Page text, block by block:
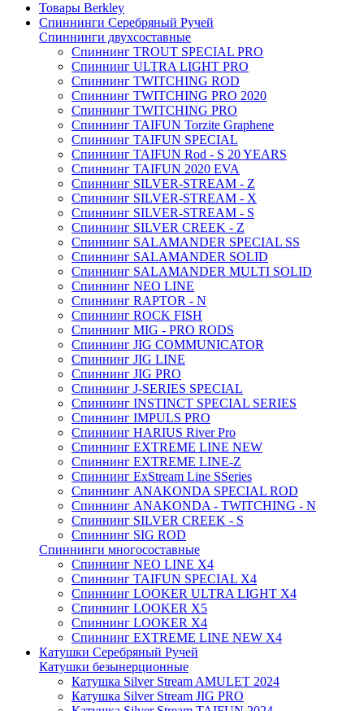
Товары Berkley
Спиннинги Серебряный Ручей
Спиннинги двухсоставные
Спиннинг TROUT SPECIAL PRO
Спиннинг ULTRA LIGHT PRO
Спиннинг TWITCHING ROD
Спиннинг TWITCHING PRO 2020
Спиннинг TWITCHING PRO
Спиннинг TAIFUN Torzite Graphene
Спиннинг TAIFUN SPECIAL
Спиннинг TAIFUN Rod - S 20 YEARS
Спиннинг TAIFUN 2020 EVA
Спиннинг SILVER-STREAM - Z
Спиннинг SILVER-STREAM - X
Спиннинг SILVER-STREAM - S
Спиннинг SILVER CREEK - Z
Спиннинг SALAMANDER SPECIAL SS
Спиннинг SALAMANDER SOLID
Спиннинг SALAMANDER MULTI SOLID
Спиннинг NEO LINE
Спиннинг RAPTOR - N
Спиннинг ROCK FISH
Спиннинг MIG - PRO RODS
Спиннинг JIG COMMUNICATOR
Спиннинг JIG LINE
Спиннинг JIG PRO
Спиннинг J-SERIES SPECIAL
Спиннинг INSTINCT SPECIAL SERIES
Спиннинг IMPULS PRO
Спиннинг HARIUS River Pro
Спиннинг EXTREME LINE NEW
Спиннинг EXTREME LINE-Z
Спиннинг ExStream Line SSeries
Спиннинг ANAKONDA SPECIAL ROD
Спиннинг ANAKONDA - TWITCHING - N
Спиннинг SILVER CREEK - S
Спиннинг SIG ROD
Спиннинги многосоставные
Спиннинг NEO LINE X4
Спиннинг TAIFUN SPECIAL X4
Спиннинг LOOKER ULTRA LIGHT X4
Спиннинг LOOKER X5
Спиннинг LOOKER X4
Спиннинг EXTREME LINE NEW X4
Катушки Серебряный Ручей
Катушки безынерционные
Катушка Silver Stream AMULET 2024
Катушка Silver Stream JIG PRO